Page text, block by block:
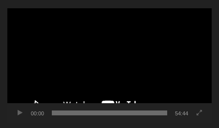
00:00 54:44